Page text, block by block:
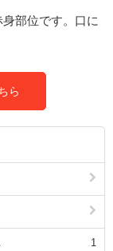
部位です。口に
ら
1